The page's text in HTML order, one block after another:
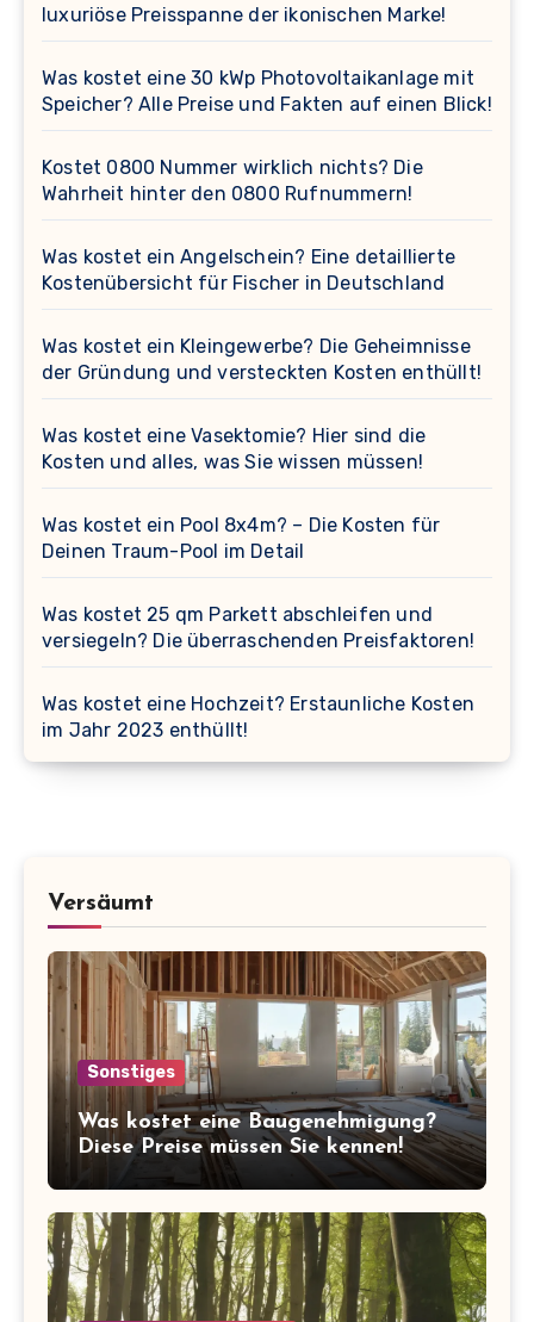
luxuriöse Preisspanne der ikonischen Marke!
Was kostet eine 30 kWp Photovoltaikanlage mit
Speicher? Alle Preise und Fakten auf einen Blick!
Kostet 0800 Nummer wirklich nichts? Die
Wahrheit hinter den 0800 Rufnummern!
Was kostet ein Angelschein? Eine detaillierte
Kostenübersicht für Fischer in Deutschland
Was kostet ein Kleingewerbe? Die Geheimnisse
der Gründung und versteckten Kosten enthüllt!
Was kostet eine Vasektomie? Hier sind die
Kosten und alles, was Sie wissen müssen!
Was kostet ein Pool 8x4m? – Die Kosten für
Deinen Traum-Pool im Detail
Was kostet 25 qm Parkett abschleifen und
versiegeln? Die überraschenden Preisfaktoren!
Was kostet eine Hochzeit? Erstaunliche Kosten
im Jahr 2023 enthüllt!
Versäumt
Sonstiges
Was kostet eine Baugenehmigung?
Diese Preise müssen Sie kennen!